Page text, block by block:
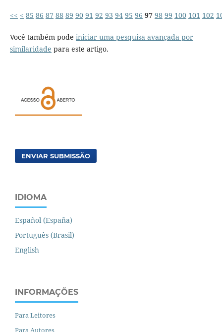
<< < 85 86 87 88 89 90 91 92 93 94 95 96 97 98 99 100 101 102
Você também pode iniciar uma pesquisa avançada por
similaridade para este artigo.
ENVIAR SUBMISSÃO
IDIOMA
Español (España)
Português (Brasil)
English
INFORMAÇÕES
Para Leitores
Para Autores